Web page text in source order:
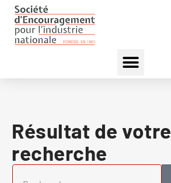
Résultat de votre
recherche